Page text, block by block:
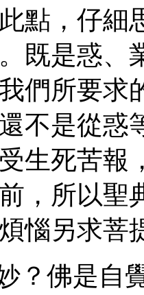
點，仔細
既是惑、
們所要求
不是從惑
生死苦報
，所以聖
惱另求菩
？佛是自